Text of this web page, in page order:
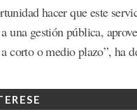
hacer que este
una gestión pública,
corto o medio plazo”, ha